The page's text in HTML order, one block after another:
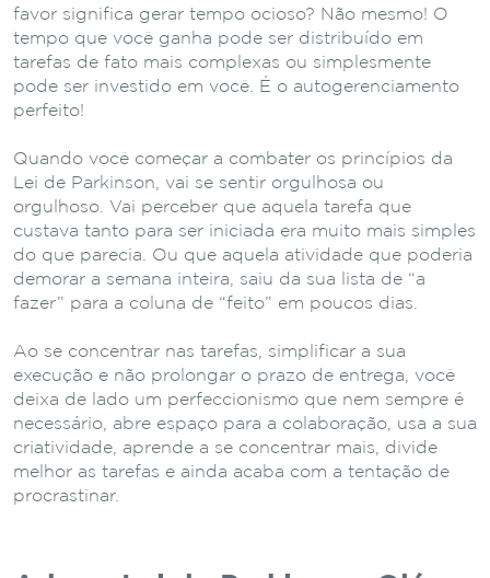
favor significa gerar tempo ocioso? Não mesmo! O
tempo que você ganha pode ser distribuído em
tarefas de fato mais complexas ou simplesmente
pode ser investido em você. É o autogerenciamento
perfeito!
Quando você começar a combater os princípios da
Lei de Parkinson, vai se sentir orgulhosa ou
orgulhoso. Vai perceber que aquela tarefa que
custava tanto para ser iniciada era muito mais simples
do que parecia. Ou que aquela atividade que poderia
demorar a semana inteira, saiu da sua lista de “a
fazer” para a coluna de “feito” em poucos dias.
Ao se concentrar nas tarefas, simplificar a sua
execução e não prolongar o prazo de entrega, você
deixa de lado um perfeccionismo que nem sempre é
necessário, abre espaço para a colaboração, usa a sua
criatividade, aprende a se concentrar mais, divide
melhor as tarefas e ainda acaba com a tentação de
procrastinar.